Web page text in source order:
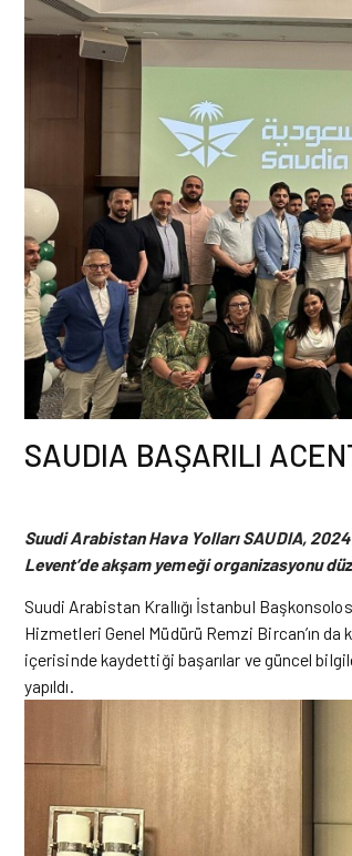
SAUDIA BAŞARILI
Suudi Arabistan Hava Yolları SAUDIA,
Levent’de akşam yemeği organizasyonu
Suudi Arabistan Krallığı İstanbul
Hizmetleri Genel Müdürü Remzi Bircan’ın da
içerisinde kaydettiği başarılar ve güncel
yapıldı.